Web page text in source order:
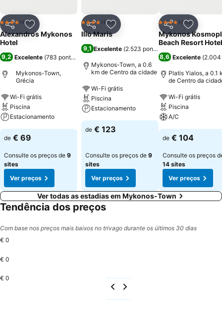
PartilharAdicionar aos favoritos
4 EstrelasHotel
Alexandros Mykonos
Hotel
9,2 Excelente (783 pontuações
Mykonos-Town,
Grécia
Wi-Fi grátis
Piscina
Estacionamento
de € 69
Consulte os preços de 9
sites
Ver preços
PartilharAdicionar aos favoritos
4 EstrelasHotel
Ilio Maris
9,1 Excelente (2.523 pontuações
Mykonos-Town, a 0.6
km de Centro da cidade
Wi-Fi grátis
Piscina
Estacionamento
de € 123
Consulte os preços de 9
sites
Ver preços
Partilhar
4 EstrelasHotel
Mykonos
Beach Resort Hotel
8,6 Excelente (2.004
Platis Yialos, a 0.1
de Centro da
Wi-Fi grátis
Piscina
A/C
de € 104
Consulte os preços
14 sites
Ver preços
Ver todas as estadias em Mykonos-Town
Tendência dos preços
Com base nos preços mais baixos no trivago durante os últimos 30 dias
€ 0
€ 0
€ 0